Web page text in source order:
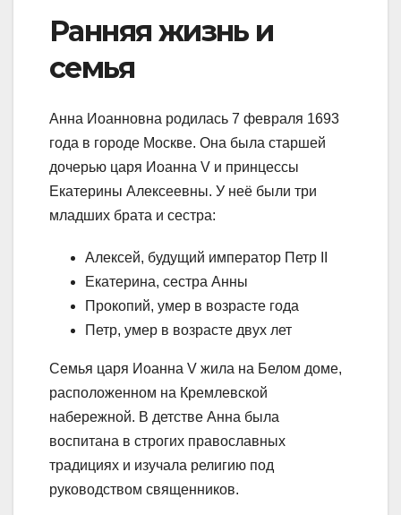
Ранняя жизнь и
семья
Анна Иоанновна родилась 7 февраля 1693
года в городе Москве. Она была старшей
дочерью царя Иоанна V и принцессы
Екатерины Алексеевны. У неё были три
младших брата и сестра:
Алексей, будущий император Петр II
Екатерина, сестра Анны
Прокопий, умер в возрасте года
Петр, умер в возрасте двух лет
Семья царя Иоанна V жила на Белом доме,
расположенном на Кремлевской
набережной. В детстве Анна была
воспитана в строгих православных
традициях и изучала религию под
руководством священников.